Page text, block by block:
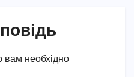
вам необхідно